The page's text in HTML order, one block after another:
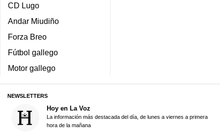
CD Lugo
Andar Miudiño
Forza Breo
Fútbol gallego
Motor gallego
NEWSLETTERS
Hoy en La Voz
La información más destacada del día, de lunes a viernes a primera
hora de la mañana